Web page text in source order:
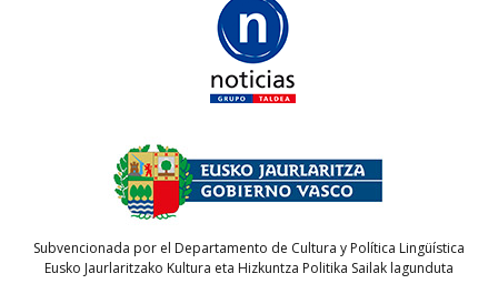
Subvencionada por el Departamento de Cultura y Política Lingüística
Eusko Jaurlaritzako Kultura eta Hizkuntza Politika Sailak lagunduta